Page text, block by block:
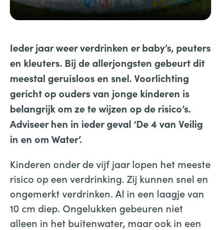
Ieder jaar weer verdrinken er baby’s, peuters
en kleuters. Bij de allerjongsten gebeurt dit
meestal geruisloos en snel.Voorlichting
gericht op ouders van jonge kinderen is
belangrijk om ze te wijzen op de risico’s.
Adviseer hen in ieder geval ‘De 4 van Veilig
in en omWater’.
Kinderen onder de vijf jaar lopen het meeste
risico op een verdrinking. Zij kunnen snel en
ongemerkt verdrinken. Al in een laagje van
10 cm diep. Ongelukken gebeuren niet
alleen in het buitenwater, maar ook in een